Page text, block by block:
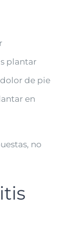
plantar
de pie
en
no